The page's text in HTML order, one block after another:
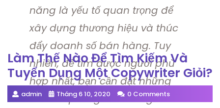
năng là yếu tố quan trọng để
xây dựng thương hiệu và thúc
đẩy doanh số bán hàng. Tuy
nhiên, để tìm được người phù
hợp nhất, bạn cần đặt những
câu hỏi phỏng vấn thông minh
Làm Thế Nào Để Tìm Kiếm Và
Tuyển Dụng Một Copywriter Giỏi?
admin Tháng 6 10, 2020 0 Comments